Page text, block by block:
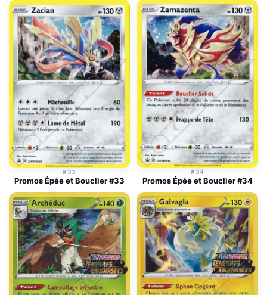
#33
Promos Épée et Bouclier #33
#34
Promos Épée et Bouclier #34